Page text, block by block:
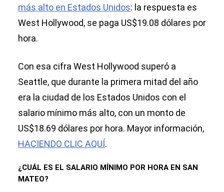
más alto en Estados Unidos: la respuesta es
West Hollywood, se paga US$19.08 dólares por
hora.
Con esa cifra West Hollywood superó a
Seattle, que durante la primera mitad del año
era la ciudad de los Estados Unidos con el
salario mínimo más alto, con un monto de
US$18.69 dólares por hora. Mayor información,
HACIENDO CLIC AQUÍ.
¿CUÁL ES EL SALARIO MÍNIMO POR HORA EN SAN
MATEO?